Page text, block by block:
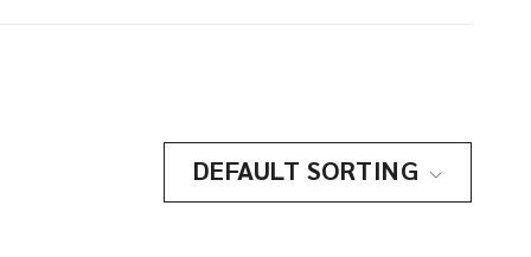
DEFAULT SORTING